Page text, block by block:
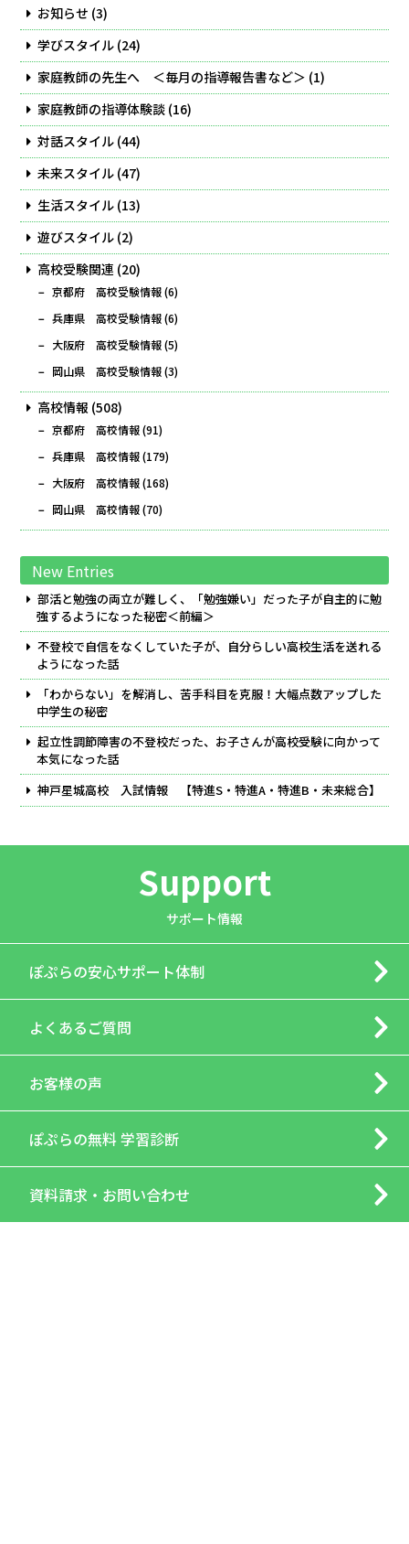
お知らせ (3)
学びスタイル (24)
家庭教師の先生へ ＜毎月の指導報告書など＞ (1)
家庭教師の指導体験談 (16)
対話スタイル (44)
未来スタイル (47)
生活スタイル (13)
遊びスタイル (2)
高校受験関連 (20)
京都府 高校受験情報(6)
兵庫県 高校受験情報(6)
大阪府 高校受験情報(5)
岡山県 高校受験情報(3)
高校情報 (508)
京都府 高校情報(91)
兵庫県 高校情報(179)
大阪府 高校情報(168)
岡山県 高校情報(70)
New Entries
部活と勉強の両立が難しく、「勉強嫌い」だった子が自主的に勉
強するようになった秘密＜前編＞
不登校で自信をなくしていた子が、自分らしい高校生活を送れる
ようになった話
「わからない」を解消し、苦手科目を克服！大幅点数アップした
中学生の秘密
起立性調節障害の不登校だった、お子さんが高校受験に向かって
本気になった話
神戸星城高校 入試情報 【特進S・特進A・特進B・未来総合】
Support
サポート情報
ぽぷらの安心サポート体制
よくあるご質問
お客様の声
ぽぷらの無料 学習診断
資料請求・ お問い合わせ